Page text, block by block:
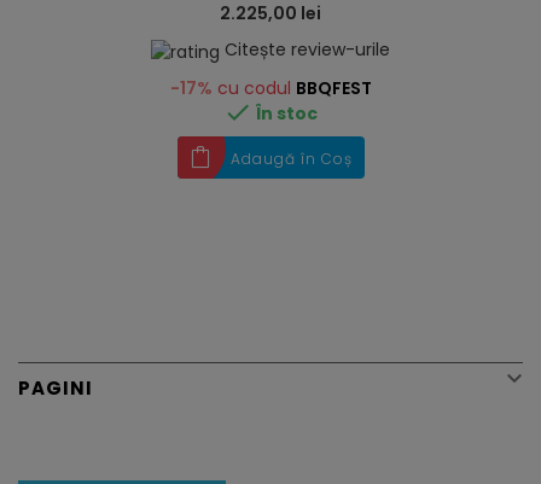
2.225,00 lei
Citește review-urile
-17% cu codul BBQFEST
 În stoc
Adaugă în Coș
PAGINI 